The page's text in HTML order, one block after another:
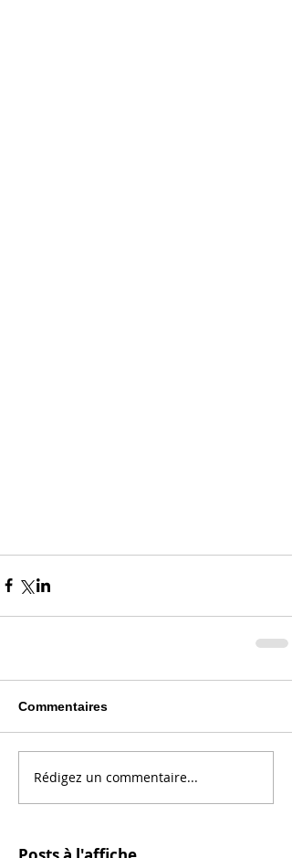
Commentaires
Rédigez un commentaire...